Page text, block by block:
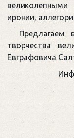
иронии,
Предлагаем
творчества
Евграфовича